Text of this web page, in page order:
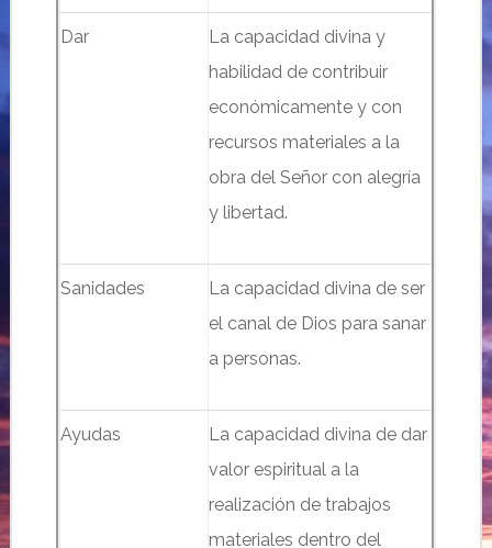
Dar
La capacidad divina y
habilidad de contribuir
económicamente y con
recursos materiales a la
obra del Señor con alegría
y libertad.
Sanidades
La capacidad divina de ser
el canal de Dios para sanar
a personas.
Ayudas
La capacidad divina de dar
valor espiritual a la
realización de trabajos
materiales dentro del